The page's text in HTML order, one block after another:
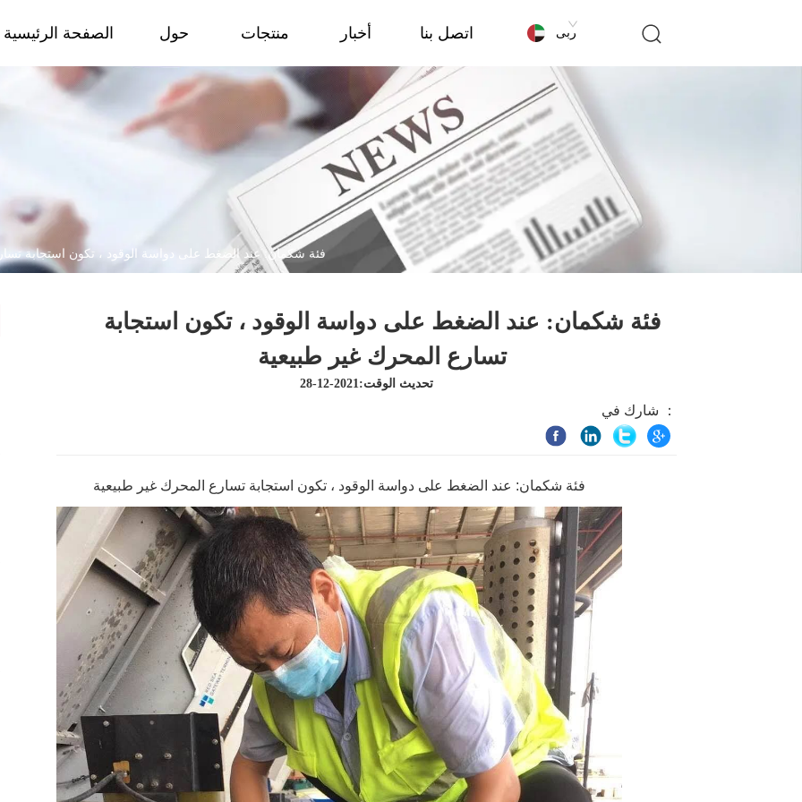
الصفحة الرئيسية حول منتجات أخبار اتصل بنا عربى
فئة شكمان: عند الضغط على دواسة الوقود ، تكون استجابة
فئة شكمان: عند الضغط على دواسة الوقود ، تكون استجابة
تسارع المحرك غير طبيعية
تحديث الوقت:2021-12-28
شارك في ：